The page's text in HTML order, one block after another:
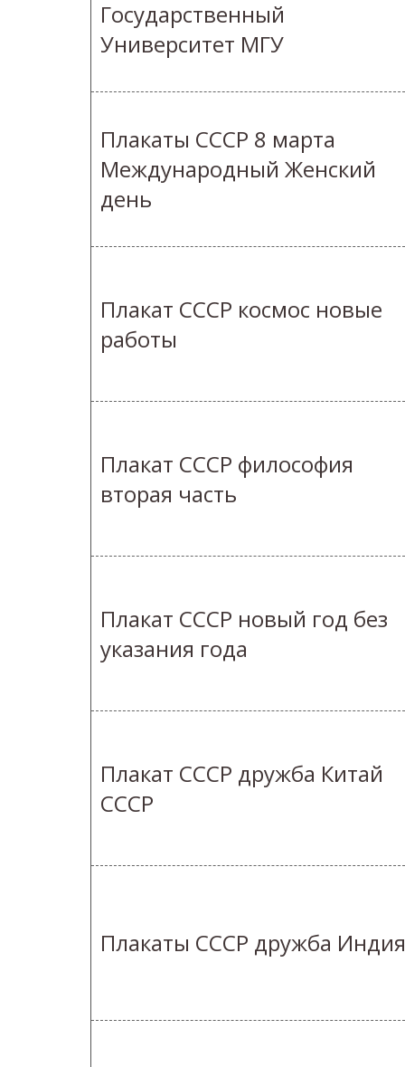
Государственный
Университет МГУ
Плакаты СССР 8 марта
Международный Женский
день
Плакат СССР космос новые
работы
Плакат СССР философия
вторая часть
Плакат СССР новый год без
указания года
Плакат СССР дружба Китай
СССР
Плакаты СССР дружба Индия